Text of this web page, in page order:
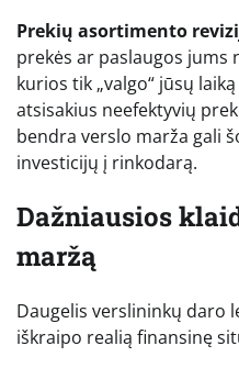
Prekių asortimento
prekės ar paslaugos jums
kurios tik „valgo“ jūsų
atsisakius neefektyvių
bendra verslo marža gali
investicijų į rinkodarą.
Dažniausios
maržą
Daugelis verslininkų daro
iškraipo realią finansinę